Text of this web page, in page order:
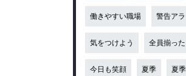
働きやすい職場 警告アラ
気をつけよう 全員揃った
今日も笑顔 夏季 夏